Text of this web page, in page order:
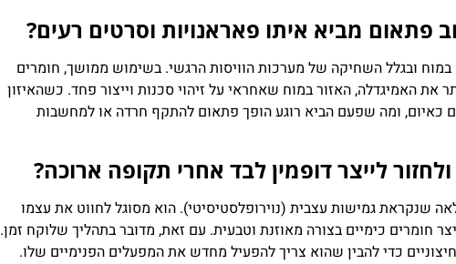
מביא איתו פאראנויות וסרטים רעים?
במוח ובגלל השחיקה של מערכות הוויסות הרגשי. בשימוש ממושך, חומרים
את האמיגדלה, האזור במוח שאחראי על זיהוי סכנות וייצור פחד. כשהאיזון
כאיום, ומה שפעם הביא רוגע הופך פתאום להתקף חרדה או למחשבות
לייצר דופמין לבד אחרי תקופה ארוכה?
שנקראת גמישות עצבית (נוירופלסטיסיטי). הוא מסוגל לחווט את עצמו
חומרים כימיים בצורה מאוזנת וטבעית. עם זאת, מדובר בתהליך שלוקח זמן.
כדי להבין שהוא צריך להפעיל מחדש את המפעלים הפנימיים שלו.